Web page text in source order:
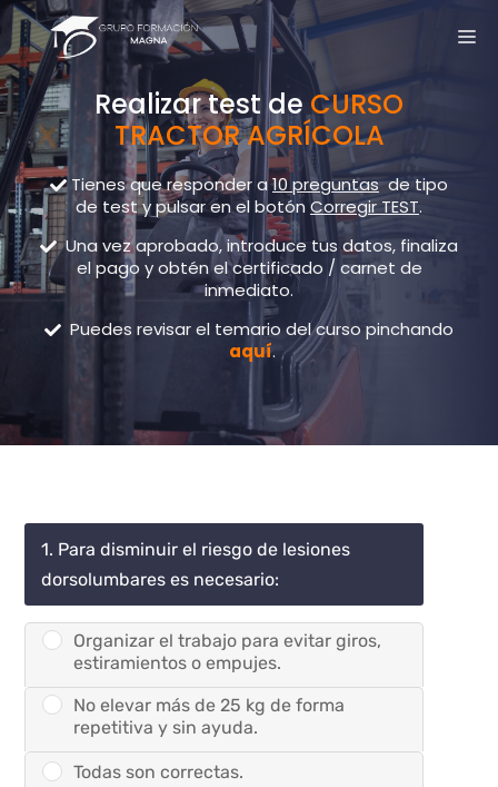
Realizar test de CURSO
TRACTOR AGRÍCOLA
Tienes que responder a10 preguntasde tipo
de test y pulsar en el botónCorregir TEST.
Una vez aprobado, introduce tus datos, finaliza
el pago y obtén el certificado / carnet de
inmediato.
Puedes revisar el temario del curso pinchando
aquí.
1. Para disminuir el riesgo de lesiones
dorsolumbares es necesario:
Organizar el trabajo para evitar giros,
estiramientos o empujes.
No elevar más de 25 kg de forma
repetitiva y sin ayuda.
Todas son correctas.